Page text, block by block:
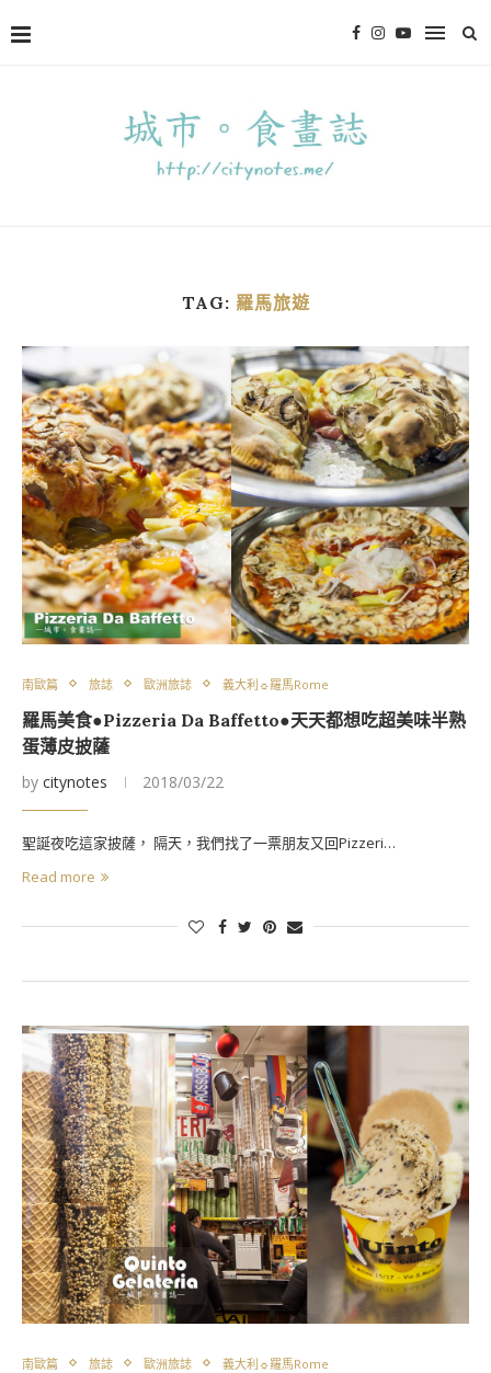
TAG: 羅馬旅遊
南歐篇 旅誌 歐洲旅誌 義大利☼羅馬Rome
羅馬美食●Pizzeria Da Baffetto●天天都想吃超美味半熟
蛋薄皮披薩
by citynotes 2018/03/22
聖誕夜吃這家披薩， 隔天，我們找了一票朋友又回Pizzeri…
Read more
南歐篇 旅誌 歐洲旅誌 義大利☼羅馬Rome